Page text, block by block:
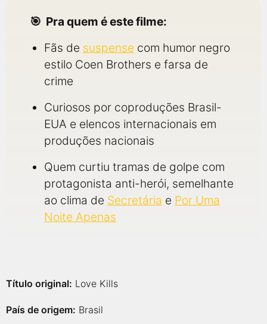
Pra quem é este filme:
Fãs de suspense com humor negro
estilo Coen Brothers e farsa de
crime
Curiosos por coproduções Brasil-
EUA e elencos internacionais em
produções nacionais
Quem curtiu tramas de golpe com
protagonista anti-herói, semelhante
ao clima de Secretária e Por Uma
Noite Apenas
Título original: Love Kills
País de origem: Brasil